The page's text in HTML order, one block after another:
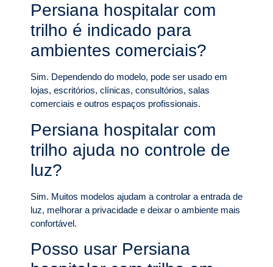
Persiana hospitalar com
trilho é indicado para
ambientes comerciais?
Sim. Dependendo do modelo, pode ser usado em
lojas, escritórios, clínicas, consultórios, salas
comerciais e outros espaços profissionais.
Persiana hospitalar com
trilho ajuda no controle de
luz?
Sim. Muitos modelos ajudam a controlar a entrada de
luz, melhorar a privacidade e deixar o ambiente mais
confortável.
Posso usar Persiana